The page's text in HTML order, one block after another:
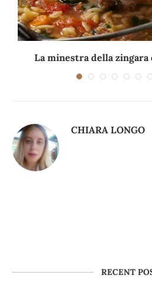
La minestra della zingara
CHIARA LONGO
RECENT